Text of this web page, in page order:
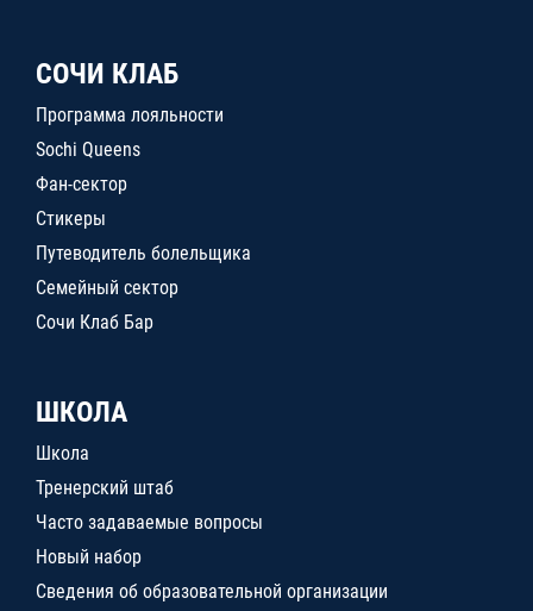
СОЧИ КЛАБ
Программа лояльности
Sochi Queens
Фан-сектор
Стикеры
Путеводитель болельщика
Семейный сектор
Сочи Клаб Бар
ШКОЛА
Школа
Тренерский штаб
Часто задаваемые вопросы
Новый набор
Сведения об образовательной организации